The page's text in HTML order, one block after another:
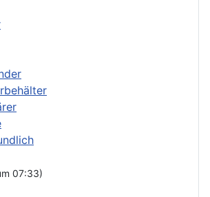
07:33)